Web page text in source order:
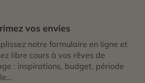
vos envies
notre formulaire en ligne et
libre cours à vos rêves de
: inspirations, budget, période